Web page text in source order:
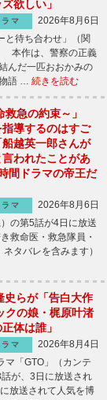
欲しい」
ラマ
2026年8月6日
待ち合わせ」（関
本作は、警察の正義
んだ一匹おおかみの
語 … 続きを読む
救急の約束～」
指導するのはすご
越英一郎さんが
言われたことがあ
間ドラマの帝王だ
ラマ
2026年8月6日
の第5話が4日に放送
救命医・救急隊員・
タバレを含みます）
史らが「告白大作
クの娘・梶原叶渚
体は誰」
ラマ
2026年8月4日
「GTO」（カンテ
が、3日に放送され
放送されて人気を博